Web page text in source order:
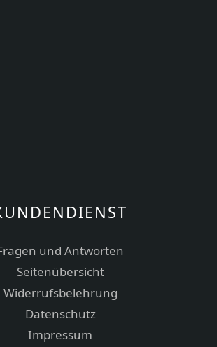
und Antworten
Seitenübersicht
Widerrufsbelehrung
Datenschutz
Impressum